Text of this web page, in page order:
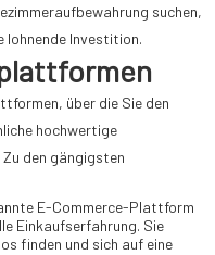
suchen,
lohnende Investition.
über die Sie den
hochwertige
den gängigsten
E-Commerce-Plattform
Einkaufserfahrung. Sie
finden und sich auf eine